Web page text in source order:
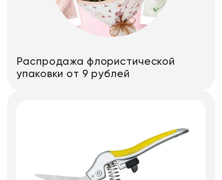
Распродажа флористической
упаковки от 9 рублей